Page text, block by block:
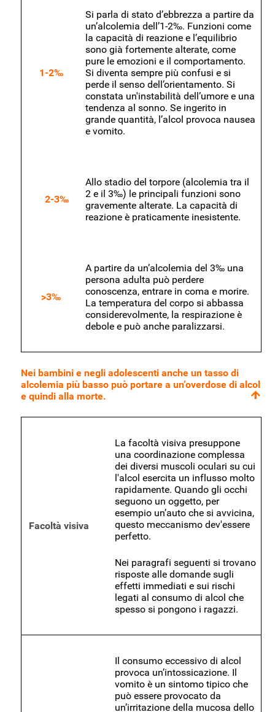
1-2‰
Si parla di stato d’ebbrezza a partire da
un’alcolemia dell’1-2‰. Funzioni come
la capacità di reazione e l’equilibrio
sono già fortemente alterate, come
pure le emozioni e il comportamento.
Si diventa sempre più confusi e si
perde il senso dell’orientamento. Si
constata un'instabilità dell’umore e una
tendenza al sonno. Se ingerito in
grande quantità, l’alcol provoca nausea
e vomito.
2-3‰
Allo stadio del torpore (alcolemia tra il
2 e il 3‰) le principali funzioni sono
gravemente alterate. La capacità di
reazione è praticamente inesistente.
>3‰
A partire da un’alcolemia del 3‰ una
persona adulta può perdere
conoscenza, entrare in coma e morire.
La temperatura del corpo si abbassa
considerevolmente, la respirazione è
debole e può anche paralizzarsi.
Nei bambini e negli adolescenti anche un tasso di
alcolemia più basso può portare a un’overdose di alcol
e quindi alla morte.
Facoltà visiva
La facoltà visiva presuppone
una coordinazione complessa
dei diversi muscoli oculari su cui
l'alcol esercita un influsso molto
rapidamente. Quando gli occhi
seguono un oggetto, per
esempio un’auto che si avvicina,
questo meccanismo dev'essere
perfetto.
Nei paragrafi seguenti si trovano
risposte alle domande sugli
effetti immediati e sui rischi
legati al consumo di alcol che
spesso si pongono i ragazzi.
Il consumo eccessivo di alcol
provoca un’intossicazione. Il
vomito è un sintomo tipico che
può essere provocato da
un’irritazione della mucosa dello